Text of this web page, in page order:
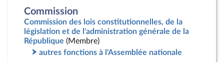
Commission
Commission des lois constitutionnelles, de la
législation et de l'administration générale de la
République (Membre)
autres fonctions à l'Assemblée nationale